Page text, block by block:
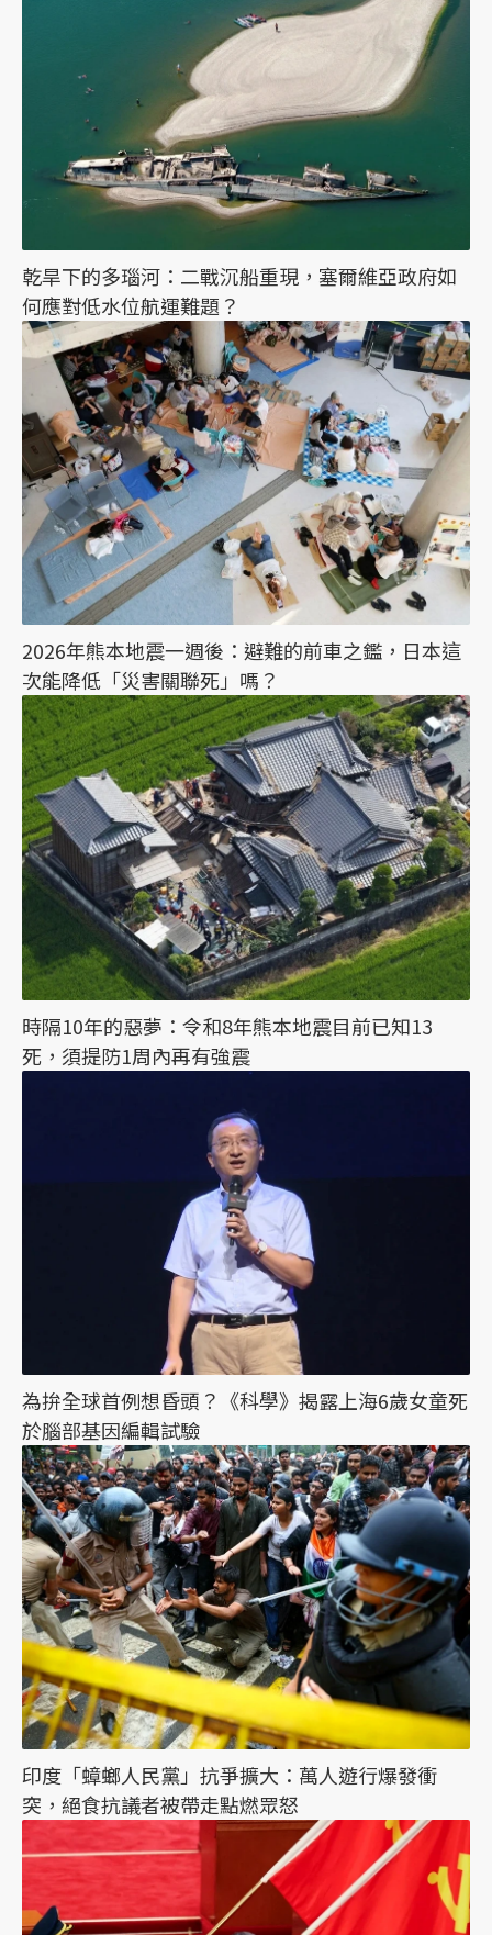
乾旱下的多瑙河：二戰沉船重現，塞爾維亞政府如
何應對低水位航運難題？
2026年熊本地震一週後：避難的前車之鑑，日本這
次能降低「災害關聯死」嗎？
時隔10年的惡夢：令和8年熊本地震目前已知13
死，須提防1周內再有強震
為拚全球首例想昏頭？《科學》揭露上海6歲女童死
於腦部基因編輯試驗
印度「蟑螂人民黨」抗爭擴大：萬人遊行爆發衝
突，絕食抗議者被帶走點燃眾怒